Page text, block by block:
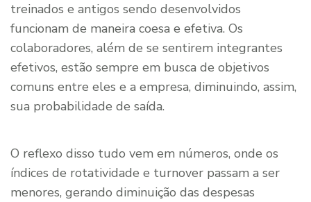
treinados e antigos sendo desenvolvidos
funcionam de maneira coesa e efetiva. Os
colaboradores, além de se sentirem integrantes
efetivos, estão sempre em busca de objetivos
comuns entre eles e a empresa, diminuindo, assim,
sua probabilidade de saída.
O reflexo disso tudo vem em números, onde os
índices de rotatividade e turnover passam a ser
menores, gerando diminuição das despesas